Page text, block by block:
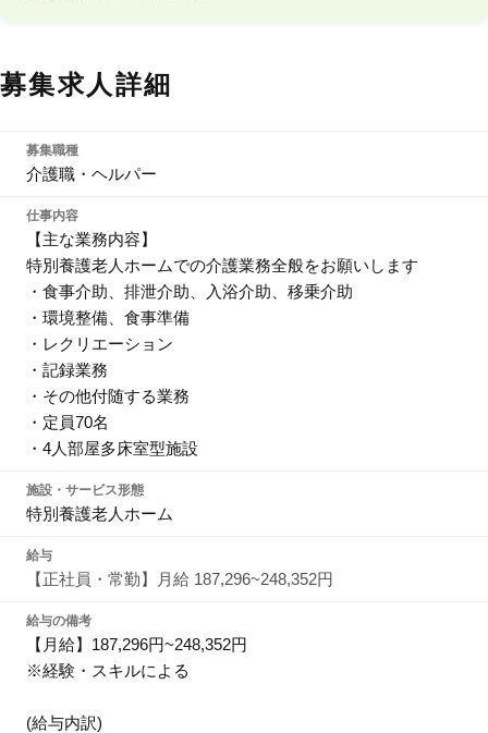
募集求人詳細
募集職種
介護職・ヘルパー
仕事内容
【主な業務内容】
特別養護老人ホームでの介護業務全般をお願いします
・食事介助、排泄介助、入浴介助、移乗介助
・環境整備、食事準備
・レクリエーション
・記録業務
・その他付随する業務
・定員70名
・4人部屋多床室型施設
施設・サービス形態
特別養護老人ホーム
給与
【正社員・常勤】月給 187,296~248,352円
給与の備考
【月給】187,296円~248,352円
※経験・スキルによる
(給与内訳)